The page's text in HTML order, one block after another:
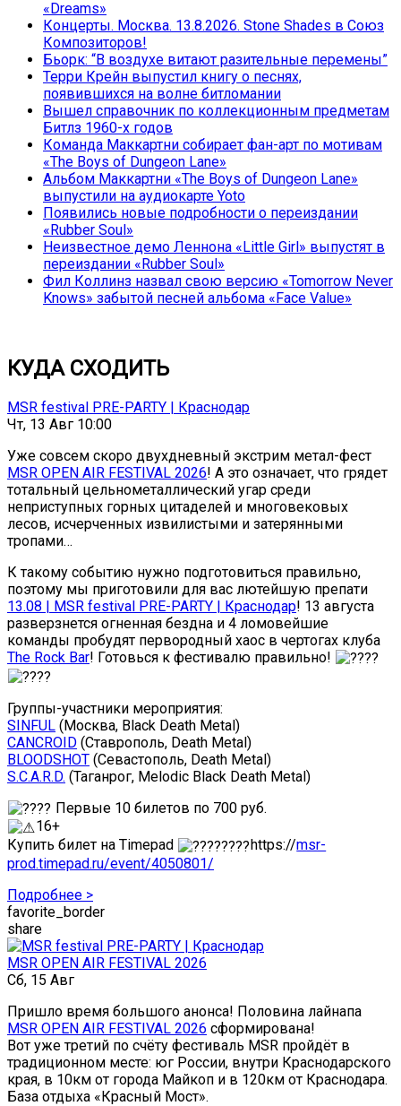
«Dreams»
Концерты. Москва. 13.8.2026. Stone Shades в Союз
Композиторов!
Бьорк: “В воздухе витают разительные перемены”
Терри Крейн выпустил книгу о песнях,
появившихся на волне битломании
Вышел справочник по коллекционным предметам
Битлз 1960-х годов
Команда Маккартни собирает фан-арт по мотивам
«The Boys of Dungeon Lane»
Альбом Маккартни «The Boys of Dungeon Lane»
выпустили на аудиокарте Yoto
Появились новые подробности о переиздании
«Rubber Soul»
Неизвестное демо Леннона «Little Girl» выпустят в
переиздании «Rubber Soul»
Фил Коллинз назвал свою версию «Tomorrow Never
Knows» забытой песней альбома «Face Value»
КУДА СХОДИТЬ
MSR festival PRE-PARTY | Краснодар
Чт, 13 Авг 10:00
Уже совсем скоро двухдневный экстрим метал-фест
MSR OPEN AIR FESTIVAL 2026! А это означает, что грядет
тотальный цельнометаллический угар среди
неприступных горных цитаделей и многовековых
лесов, исчерченных извилистыми и затерянными
тропами…
К такому событию нужно подготовиться правильно,
поэтому мы приготовили для вас лютейшую препати
13.08 | MSR festival PRE-PARTY | Краснодар! 13 августа
разверзнется огненная бездна и 4 ломовейшие
команды пробудят первородный хаос в чертогах клуба
The Rock Bar! Готовься к фестивалю правильно!
Группы-участники мероприятия:
SINFUL (Москва, Black Death Metal)
CANCROID (Ставрополь, Death Metal)
BLOODSHOT (Севастополь, Death Metal)
S.C.A.R.D. (Таганрог, Melodic Black Death Metal)
Первые 10 билетов по 700 руб.
16+
Купить билет на Timepad
https://msr-
prod.timepad.ru/event/4050801/
Подробнее >
favorite_border
share
MSR OPEN AIR FESTIVAL 2026
Сб, 15 Авг
Пришло время большого анонса! Половина лайнапа
MSR OPEN AIR FESTIVAL 2026 сформирована!
Вот уже третий по счёту фестиваль MSR пройдёт в
традиционном месте: юг России, внутри Краснодарского
края, в 10км от города Майкоп и в 120км от Краснодара.
База отдыха «Красный Мост».